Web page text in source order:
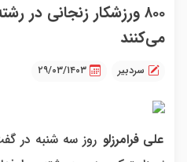
۸۰۰ ورزشکار زنجانی در
می‌کنند
سردبیر ۲۹/۰۳/۱۴۰۳
علی فرامرزلو روز سه شنبه در